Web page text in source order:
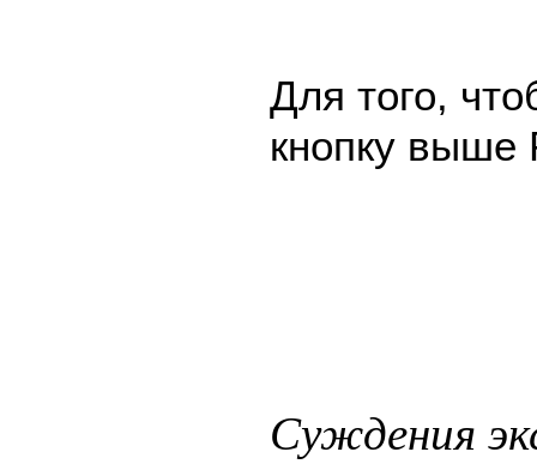
Для того,
кнопку выше
Суждения